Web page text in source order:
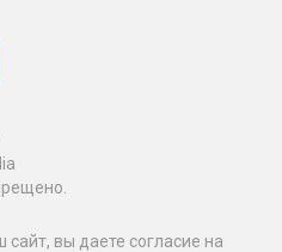
вы даете согласие на